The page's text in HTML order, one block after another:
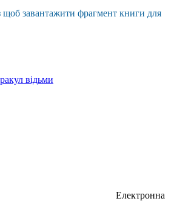
щоб завантажити фрагмент книги для
відьми
Електронна